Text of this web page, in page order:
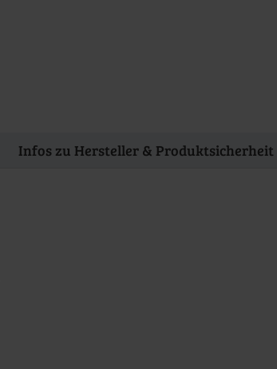
Infos zu Hersteller & Produktsicherheit